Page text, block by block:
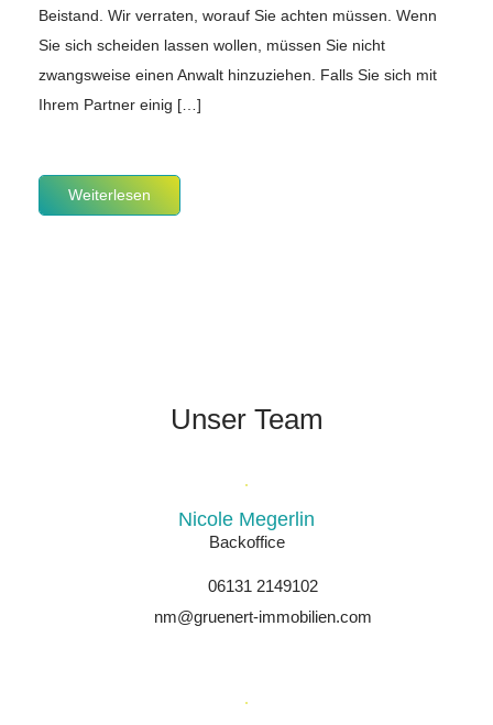
Beistand. Wir verraten, worauf Sie achten müssen. Wenn
Sie sich scheiden lassen wollen, müssen Sie nicht
zwangsweise einen Anwalt hinzuziehen. Falls Sie sich mit
Ihrem Partner einig […]
Weiterlesen
Unser Team
Nicole Megerlin
Backoffice
06131 2149102
nm@gruenert-immobilien.com